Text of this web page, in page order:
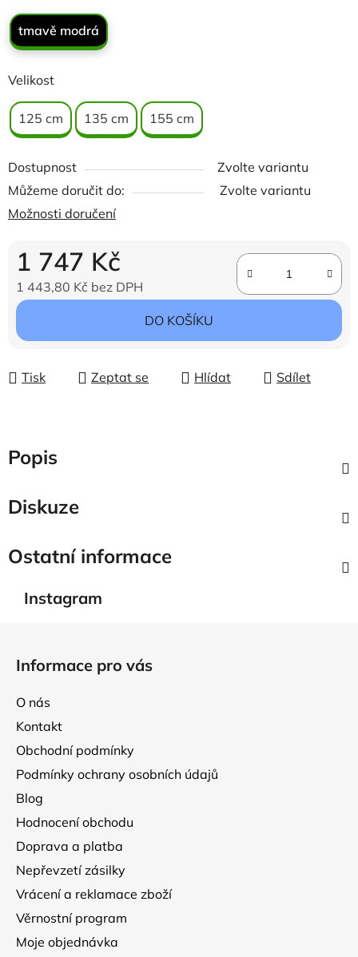
tmavě modrá
Velikost
125 cm 135 cm 155 cm
Dostupnost
Zvolte variantu
Můžeme doručit do:
Zvolte variantu
Možnosti doručení
1 747 Kč
1 443,80 Kč bez DPH
Měrná cena:
DO KOŠÍKU
Tisk Zeptat se Hlídat Sdílet
Popis
Diskuze
Ostatní informace
Instagram
Informace pro vás
O nás
Kontakt
Obchodní podmínky
Podmínky ochrany osobních údajů
Blog
Hodnocení obchodu
Doprava a platba
Nepřevzetí zásilky
Vrácení a reklamace zboží
Věrnostní program
Moje objednávka